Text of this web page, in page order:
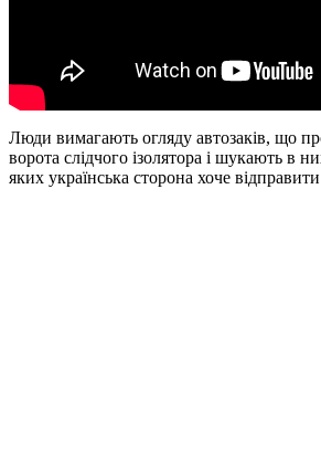
Люди вимагають огляду автозаків, що
ворота слідчого ізолятора і шукають в
яких українська сторона хоче